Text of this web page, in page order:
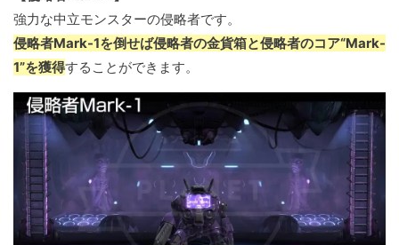
強力な中立モンスターの侵略者です。
侵略者Mark-1を倒せば侵略者の金貨箱と侵略者のコア“Mark-
1”を獲得することができます。